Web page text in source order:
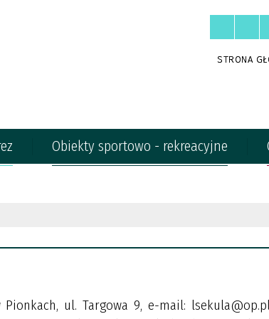
STRONA
Obiekty sportowo - rekreacyjne
ul. Targowa 9, e-mail: